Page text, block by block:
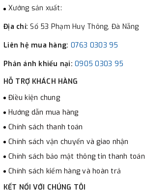
Xưởng sản xuất:
Địa chỉ:Số 53 Phạm Huy Thông, Đà Nẵng
Liên hệ mua hàng: 0763 0303 95
Phản ánh khiếu nại: 0905 0303 95
HỖ TRỢ KHÁCH HÀNG
Điều kiện chung
Hướng dẫn mua hàng
Chính sách thanh toán
Chính sách vận chuyển và giao nhận
Chính sách bảo mật thông tin thanh toán
Chính sách kiểm hàng và hoàn trả
KẾT NỐI VỚI CHÚNG TÔI